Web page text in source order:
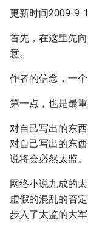
更新时间2009-9-
首先，在这里先
意。
作者的信念，一
第一点，也是最
对自己写出的东
对自己写出的东
说将会必然太监。
网络小说九成的
虚假的混乱的否
步入了太监的大军